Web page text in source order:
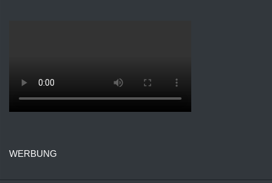
WERBUNG